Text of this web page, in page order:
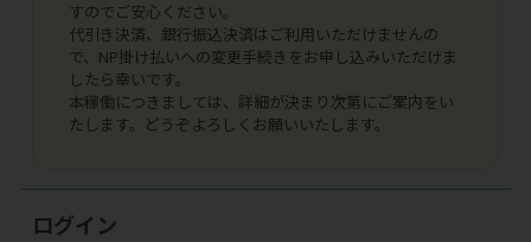
すのでご安心ください。
代引き決済、銀行振込決済はご利用いただけませんの
で、NP掛け払いへの変更手続きをお申し込みいただけま
したら幸いです。
本稼働につきましては、詳細が決まり次第にご案内をい
たします。どうぞよろしくお願いいたします。
ログイン